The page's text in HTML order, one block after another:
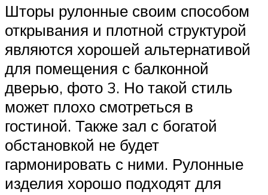
Шторы рулонные своим способом
открывания и плотной структурой
являются хорошей альтернативой
для помещения с балконной
дверью, фото 3. Но такой стиль
может плохо смотреться в
гостиной. Также зал с богатой
обстановкой не будет
гармонировать с ними. Рулонные
изделия хорошо подходят для